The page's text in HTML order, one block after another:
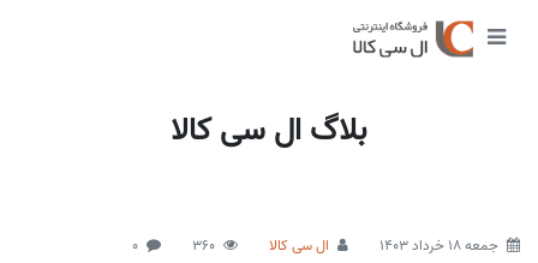
بلاگ ال سی کالا
جمعه 18 خرداد 1403 ال سی کالا 360
0